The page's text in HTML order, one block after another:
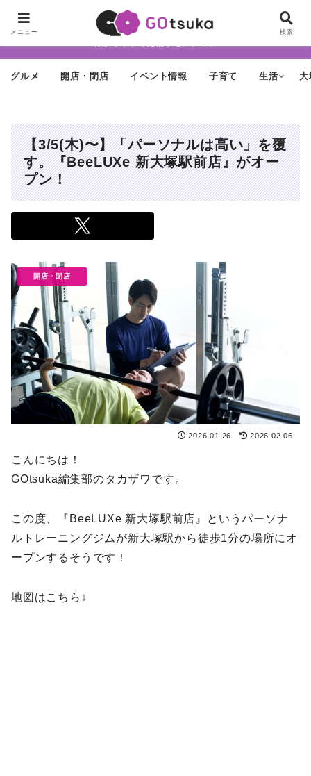
ちょっと怪しげだけど最近どんどん進化する街「大塚」の魅力を面白く・
グルメ 開店・閉店 イベント情報 子育て 生活 大
【3/5(木)〜】「パーソナルは高い」を覆
す。『BeeLUXe 新大塚駅前店』がオー
プン！
開店・閉店
2026.01.26 2026.02.06
こんにちは！
GOtsuka編集部のタカザワです。
この度、『BeeLUXe 新大塚駅前店』というパーソナ
ルトレーニングジムが新大塚駅から徒歩1分の場所にオ
ープンするそうです！
地図はこちら↓
メニュー 検索